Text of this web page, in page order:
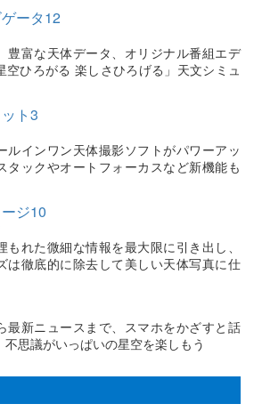
ータ12
豊富な天体データ、オリジナル番組エデ
空ひろがる 楽しさひろげる」天文シミュ
ト3
ルインワン天体撮影ソフトがパワーアッ
タックやオートフォーカスなど新機能も
ジ10
もれた微細な情報を最大限に引き出し、
は徹底的に除去して美しい天体写真に仕
最新ニュースまで、スマホをかざすと話
不思議がいっぱいの星空を楽しもう